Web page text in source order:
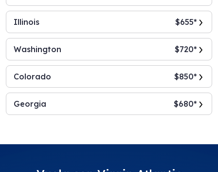
Illinois $655*
Washington $720*
Colorado $850*
Georgia $680*